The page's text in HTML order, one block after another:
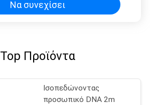
Να συνεχίσει
Top Προϊόντα
Ισοπεδώνοντας
προσωπικό DNA 2m